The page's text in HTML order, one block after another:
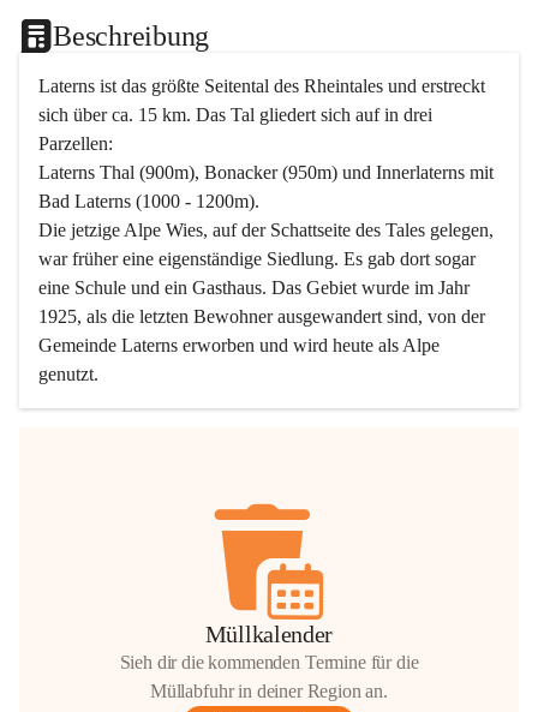
Beschreibung
Laterns ist das größte Seitental des Rheintales und erstreckt
sich über ca. 15 km. Das Tal gliedert sich auf in drei
Parzellen:
Laterns Thal (900m), Bonacker (950m) und Innerlaterns mit
Bad Laterns (1000 - 1200m).
Die jetzige Alpe Wies, auf der Schattseite des Tales gelegen,
war früher eine eigenständige Siedlung. Es gab dort sogar
eine Schule und ein Gasthaus. Das Gebiet wurde im Jahr
1925, als die letzten Bewohner ausgewandert sind, von der
Gemeinde Laterns erworben und wird heute als Alpe
genutzt.
Müllkalender
Sieh dir die kommenden Termine für die
Müllabfuhr in deiner Region an.